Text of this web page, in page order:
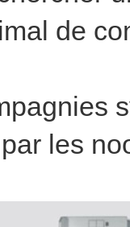
de
les